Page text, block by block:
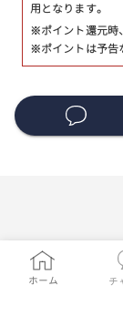
用となります。
※ポイント還元時
※ポイントは予告
ホーム チ